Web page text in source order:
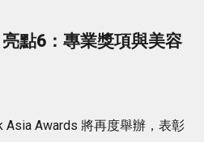
點6：專業獎項與美容
Asia Awards 將再度舉辦，表彰